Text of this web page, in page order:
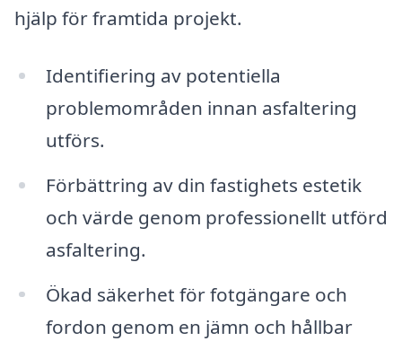
hjälp för framtida projekt.
Identifiering av potentiella
problemområden innan asfaltering
utförs.
Förbättring av din fastighets estetik
och värde genom professionellt utförd
asfaltering.
Ökad säkerhet för fotgängare och
fordon genom en jämn och hållbar